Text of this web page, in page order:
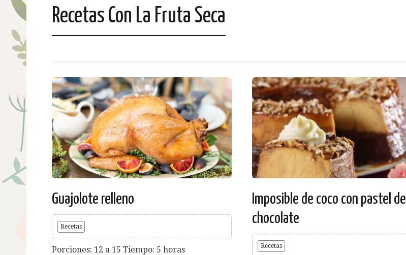
Recetas Con La Fruta Seca
Guajolote relleno
Recetas
Porciones: 12 a 15 Tiempo: 5 horas
Imposible de coco con pastel de
chocolate
Recetas